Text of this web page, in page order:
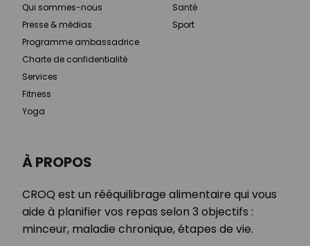
À PROPOS
CROQ est un rééquilibrage alimentaire qui vous
aide à planifier vos repas selon 3 objectifs :
minceur, maladie chronique, étapes de vie.
Qui sommes-nous
Presse & médias
Programme ambassadrice
Charte de confidentialité
Services
Fitness
Yoga
Santé
Sport